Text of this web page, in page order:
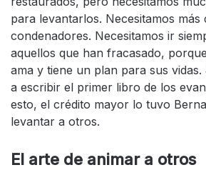
para levantarlos. Necesitamos más
condenadores. Necesitamos ir
aquellos que han fracasado,
ama y tiene un plan para sus
a escribir el primer libro de los
esto, el crédito mayor lo tuvo
levantar a otros.
El arte de animar a otros